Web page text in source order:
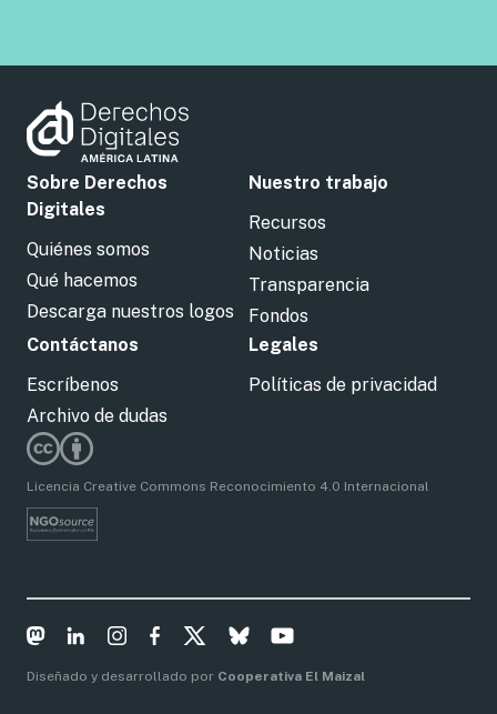
Sobre Derechos
Digitales
Quiénes somos
Qué hacemos
Descarga nuestros logos
Nuestro trabajo
Recursos
Noticias
Transparencia
Fondos
Contáctanos
Escríbenos
Archivo de dudas
Legales
Políticas de privacidad
Licencia Creative Commons Reconocimiento 4.0 Internacional
Diseñado y desarrollado por Cooperativa El Maizal